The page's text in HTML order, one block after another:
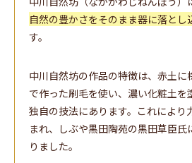
自然の豊かさをそのまま器に落とし
す。
中川自然坊の作品の特徴は、赤土に
で作った刷毛を使い、濃い化粧土を
独自の技法にあります。これにより
まれ、しぶや黒田陶苑の黒田草臣氏
りました。